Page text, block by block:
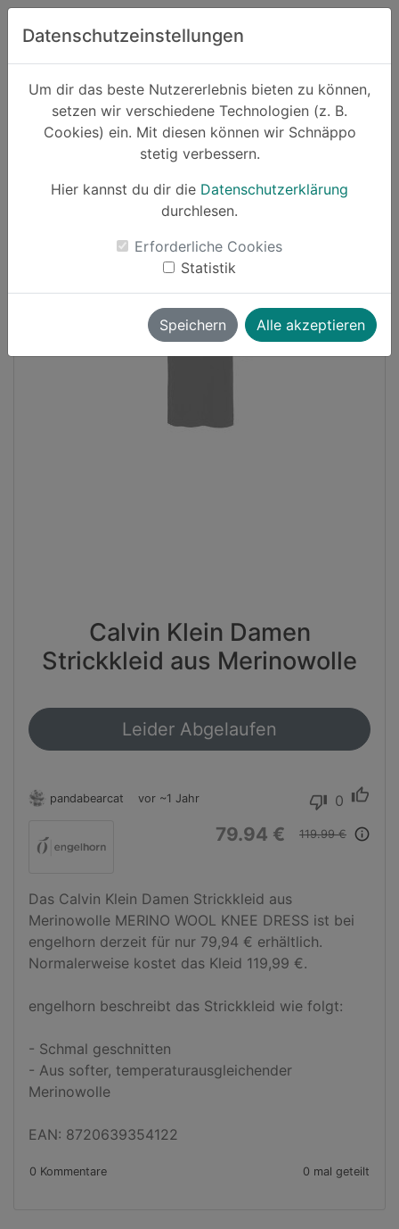
Zum Hauptinhalt springen
Datenschutzeinstellungen
Um dir das beste Nutzererlebnis bieten zu können,
setzen wir verschiedene Technologien (z. B.
Cookies) ein. Mit diesen können wir Schnäppo
stetig verbessern.
Hier kannst du dir die Datenschutzerklärung
durchlesen.
Erforderliche Cookies
Statistik
Speichern Alle akzeptieren
Suchen
Schnäppchen Mode
-33%
Calvin Klein Damen
Strickkleid aus Merinowolle
Leider Abgelaufen
pandabearcat vor ~1 Jahr thumb_down 0 thumb_up
79.94 € 119.99 € info_outline
Das Calvin Klein Damen Strickkleid aus
Merinowolle MERINO WOOL KNEE DRESS ist bei
engelhorn derzeit für nur 79,94 € erhältlich.
Normalerweise kostet das Kleid 119,99 €.
engelhorn beschreibt das Strickkleid wie folgt:
- Schmal geschnitten
- Aus softer, temperaturausgleichender
Merinowolle
EAN: 8720639354122
0 Kommentare 0 mal geteilt